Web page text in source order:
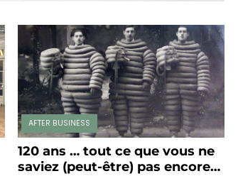
AFTER BUSINESS
120 ans … tout ce que vous ne
saviez (peut-être) pas encore